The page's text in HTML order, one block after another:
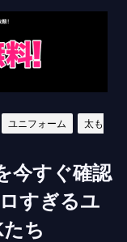
ユニフォーム
太も
今すぐ確認
すぎるユ
ち